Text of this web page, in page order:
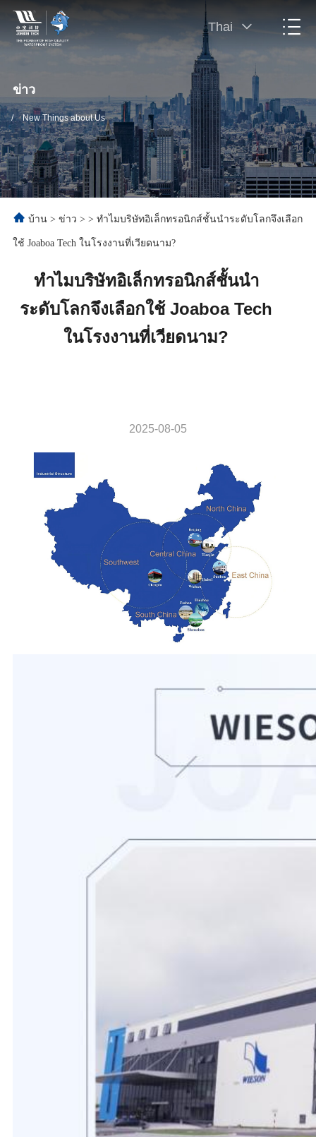
Thai
ข่าว
/ New Things about Us
บ้าน > ข่าว > > ทำไมบริษัทอิเล็กทรอนิกส์ชั้นนำระดับโลกจึงเลือก
ใช้ Joaboa Tech ในโรงงานที่เวียดนาม?
ทำไมบริษัทอิเล็กทรอนิกส์ชั้นนำ
ระดับโลกจึงเลือกใช้ Joaboa Tech
ในโรงงานที่เวียดนาม?
2025-08-05